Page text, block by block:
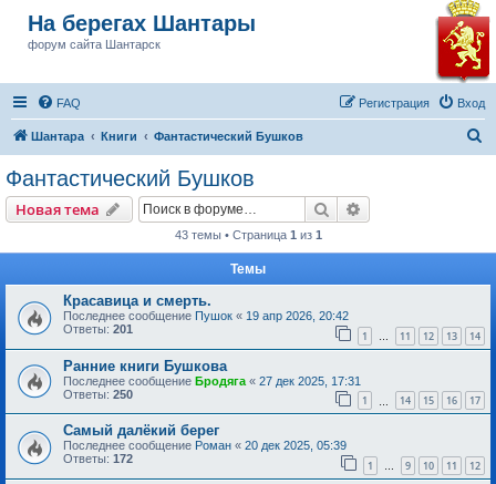
На берегах Шантары
форум сайта Шантарск
FAQ Вход
Регистрация
Шантара Книги Фантастический Бушков
Фантастический Бушков
Новая тема Поиск
43 темы • Страница 1 из 1
Темы
Красавица и смерть.
Последнее сообщение Пушок « 19 апр 2026, 20:42
Ответы: 201 1 … 11 12 13 14
Ранние книги Бушкова
Последнее сообщение Бродяга « 27 дек 2025, 17:31
Ответы: 250 1 14 15 16 17
Самый далёкий берег
Последнее сообщение Роман « 20 дек 2025, 05:39
Ответы: 172 1 … 9 10 11 12